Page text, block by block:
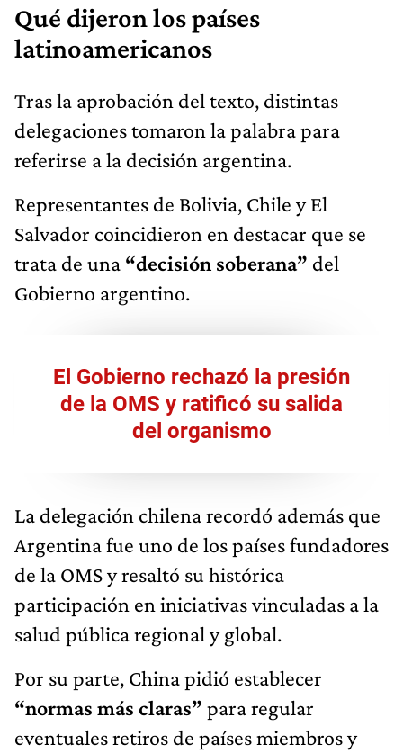
Qué dijeron los países
latinoamericanos
Tras la aprobación del texto, distintas
delegaciones tomaron la palabra para
referirse a la decisión argentina.
Representantes de Bolivia, Chile y El
Salvador coincidieron en destacar que se
trata de una “decisión soberana” del
Gobierno argentino.
El Gobierno rechazó la presión
de la OMS y ratificó su salida
del organismo
La delegación chilena recordó además que
Argentina fue uno de los países fundadores
de la OMS y resaltó su histórica
participación en iniciativas vinculadas a la
salud pública regional y global.
Por su parte, China pidió establecer
“normas más claras” para regular
eventuales retiros de países miembros y